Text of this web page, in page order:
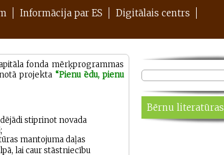
Informācija par ES
Digitālais centrs
fonda mērķprogrammas
projekta “Pienu ēdu, pienu
stiprinot novada
mantojuma daļas
lai caur stāstniecību
Bērnu